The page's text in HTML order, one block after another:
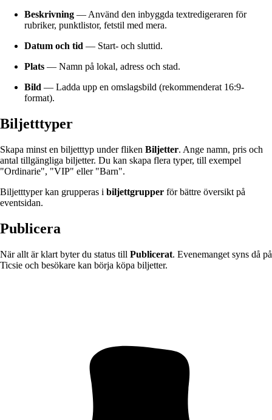
Beskrivning — Använd den inbyggda textredigeraren för
rubriker, punktlistor, fetstil med mera.
Datum och tid — Start- och sluttid.
Plats — Namn på lokal, adress och stad.
Bild — Ladda upp en omslagsbild (rekommenderat 16:9-
format).
Biljetttyper
Skapa minst en biljetttyp under fliken Biljetter. Ange namn, pris och
antal tillgängliga biljetter. Du kan skapa flera typer, till exempel
"Ordinarie", "VIP" eller "Barn".
Biljetttyper kan grupperas i biljettgrupper för bättre översikt på
eventsidan.
Publicera
När allt är klart byter du status till Publicerat. Evenemanget syns då på
Ticsie och besökare kan börja köpa biljetter.